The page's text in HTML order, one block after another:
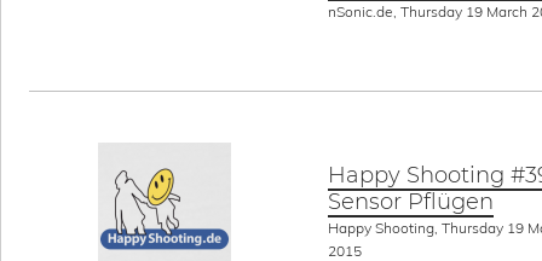
nSonic.de, Thursday 19 March
Happy Shooting
Sensor Pflügen
Happy Shooting, Thursday 19
2015